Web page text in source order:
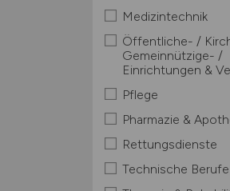
Medizintechnik
Öffentliche- /
Gemeinnützige- /
Einrichtungen &
Pflege
Pharmazie &
Rettungsdienste
Technische